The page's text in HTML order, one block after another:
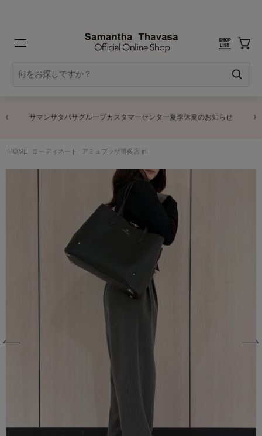
サマンサタバサグループカスタマーセンター夏季休業のお知らせ
HOME コーディネート アミュプラザ博多店 iri